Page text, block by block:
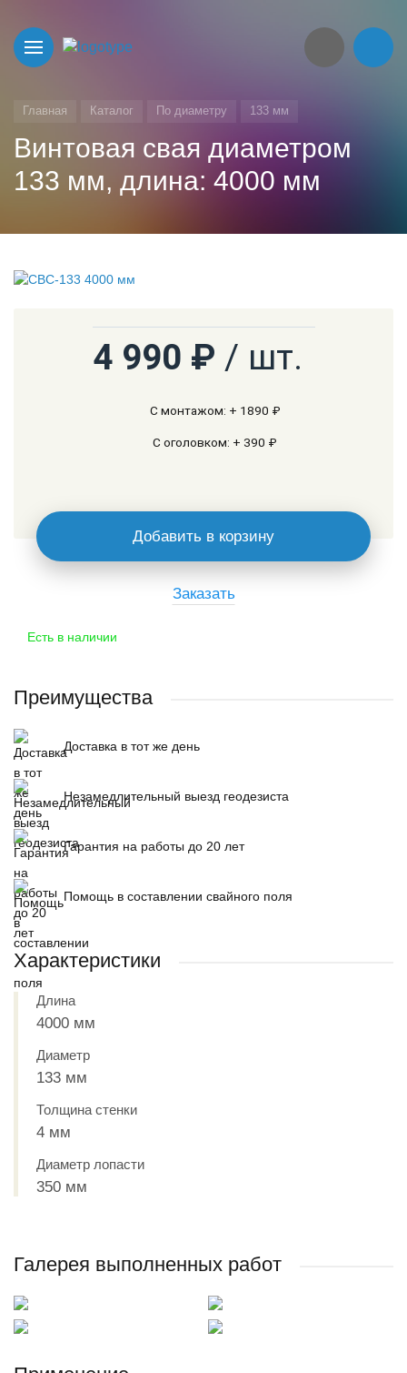
Главная Каталог По диаметру 133 мм
Винтовая свая диаметром
133 мм, длина: 4000 мм
Есть в наличии
4 990 ₽ / шт.
С монтажом: + 1890 ₽
С оголовком: + 390 ₽
Добавить в корзину
Заказать
Преимущества
Доставка в тот же день
Незамедлительный выезд геодезиста
Гарантия на работы до 20 лет
Помощь в составлении свайного поля
Характеристики
Длина
4000 мм
Диаметр
133 мм
Толщина стенки
4 мм
Диаметр лопасти
350 мм
Галерея выполненных работ